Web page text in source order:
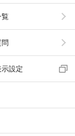
覧
設定